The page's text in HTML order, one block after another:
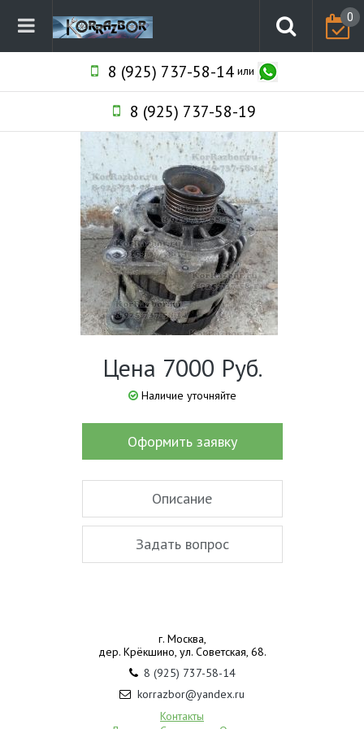
0
8 (925) 737-58-14или
8 (925) 737-58-19
Цена 7000 Руб.
Наличие уточняйте
Оформить заявку
Описание
Задать вопрос
г. Москва,
дер. Крёкшино, ул. Советская, 68.
8 (925) 737-58-14
korrazbor@yandex.ru
Контакты